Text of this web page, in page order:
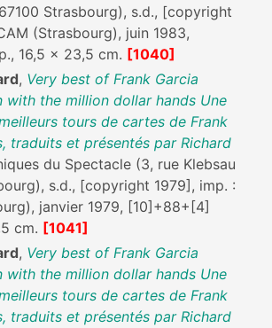
Strasbourg), s.d., [copyright
(Strasbourg), juin 1983,
16,5 x 23,5 cm. [1040]
, Very best of Frank Garcia
with the million dollar hands Une
tours de cartes de Frank
traduits et présentés par Richard
du Spectacle (3, rue Klebsau
s.d., [copyright 1979], imp. :
janvier 1979, [10]+88+[4]
cm. [1041]
, Very best of Frank Garcia
with the million dollar hands Une
tours de cartes de Frank
traduits et présentés par Richard